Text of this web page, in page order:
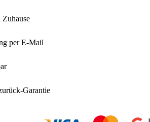
per E-Mail
Garantie